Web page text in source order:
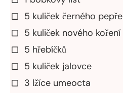
5 kuliček černého pepře
5 kuliček nového koření
5 hřebíčků
5 kuliček jalovce
3 lžíce umeocta